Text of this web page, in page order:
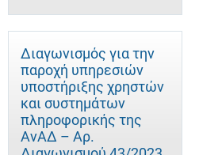
Διαγωνισμός για την
παροχή υπηρεσιών
υποστήριξης χρηστών
και συστημάτων
πληροφορικής της
ΑνΑΔ – Αρ.